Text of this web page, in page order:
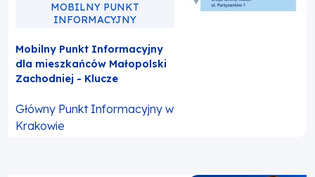
MOBILNY PUNKT
INFORMACYJNY
Mobilny Punkt Informacyjny
dla mieszkańców Małopolski
Zachodniej - Klucze
Główny Punkt Informacyjny w
Krakowie